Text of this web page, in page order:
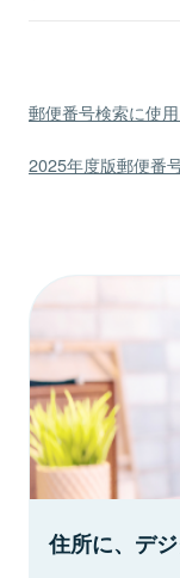
郵便番号検索に使
2025年度版郵便番
住所に、デ